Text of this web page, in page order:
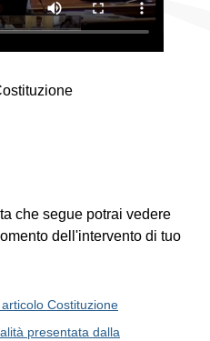
che segue potrai vedere
dell'intervento di tuo
Costituzione
presentata dalla